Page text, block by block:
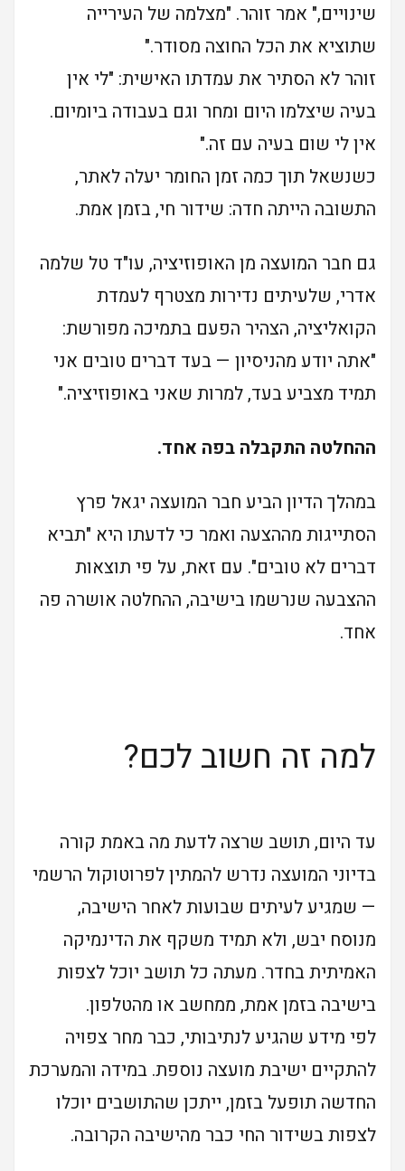
שינויים," אמר זוהר. "מצלמה של העירייה
שתוציא את הכל החוצה מסודר."
זוהר לא הסתיר את עמדתו האישית: "לי אין
בעיה שיצלמו היום ומחר וגם בעבודה ביומיום.
אין לי שום בעיה עם זה."
כשנשאל תוך כמה זמן החומר יעלה לאתר,
התשובה הייתה חדה: שידור חי, בזמן אמת.
גם חבר המועצה מן האופוזיציה, עו"ד טל שלמה
אדרי, שלעיתים נדירות מצטרף לעמדת
הקואליציה, הצהיר הפעם בתמיכה מפורשת:
"אתה יודע מהניסיון — בעד דברים טובים אני
תמיד מצביע בעד, למרות שאני באופוזיציה."
ההחלטה התקבלה בפה אחד.
במהלך הדיון הביע חבר המועצה יגאל פרץ
הסתייגות מההצעה ואמר כי לדעתו היא "תביא
דברים לא טובים". עם זאת, על פי תוצאות
ההצבעה שנרשמו בישיבה, ההחלטה אושרה פה
אחד.
למה זה חשוב לכם?
עד היום, תושב שרצה לדעת מה באמת קורה
בדיוני המועצה נדרש להמתין לפרוטוקול הרשמי
— שמגיע לעיתים שבועות לאחר הישיבה,
מנוסח יבש, ולא תמיד משקף את הדינמיקה
האמיתית בחדר. מעתה כל תושב יוכל לצפות
בישיבה בזמן אמת, ממחשב או מהטלפון.
לפי מידע שהגיע לנתיבותי, כבר מחר צפויה
להתקיים ישיבת מועצה נוספת. במידה והמערכת
החדשה תופעל בזמן, ייתכן שהתושבים יוכלו
לצפות בשידור החי כבר מהישיבה הקרובה.